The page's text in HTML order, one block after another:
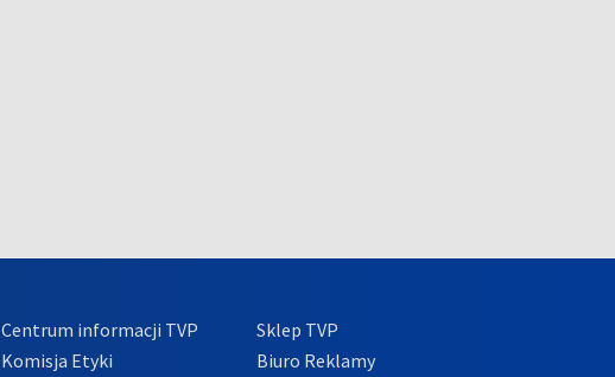
Centrum informacji TVP
Komisja Etyki
Sklep TVP
Biuro Reklamy